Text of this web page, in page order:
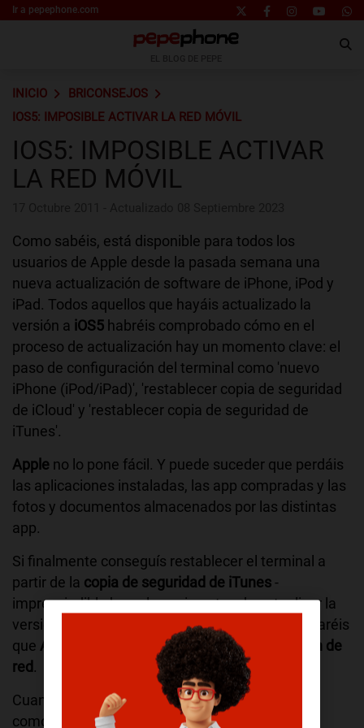
Ir a pepephone.com
INICIO
BRICONSEJOS
IOS5: IMPOSIBLE ACTIVAR LA RED MÓVIL
IOS5: IMPOSIBLE ACTIVAR
LA RED MÓVIL
Como sabéis, está disponible para todos los
usuarios de Apple desde la pasada semana una
nueva actualización de software de iPhone, iPod y
iPad. Todos aquellos que hayáis actualizado la
versión a iOS5 habréis comprobado cómo en el
proceso de actualización hay un momento clave: el
paso de configuración del terminal como 'nuevo
iPhone (iPod/iPad)', 'restablecer copia de seguridad
de iCloud' y 'restablecer copia de seguridad de
iTunes'.
Apple no lo pone fácil. Y puede suceder que perdáis
las aplicaciones instaladas, las app compradas y las
fotos y documentos almacenados por las distintas
app.
Si finalmente conseguís restablecer el terminal a
partir de la copia de seguridad de iTunes-
imprescindible hacerla copia antes de actualizar la
versión del iOS- y reiniciais el terminal, comprobaréis
que Apple ha borrado los datos de configuración de
red .
Cuando intentéis abrir una aplicación cualquiera
como
WhatsApp Facebookno se os abrirán y